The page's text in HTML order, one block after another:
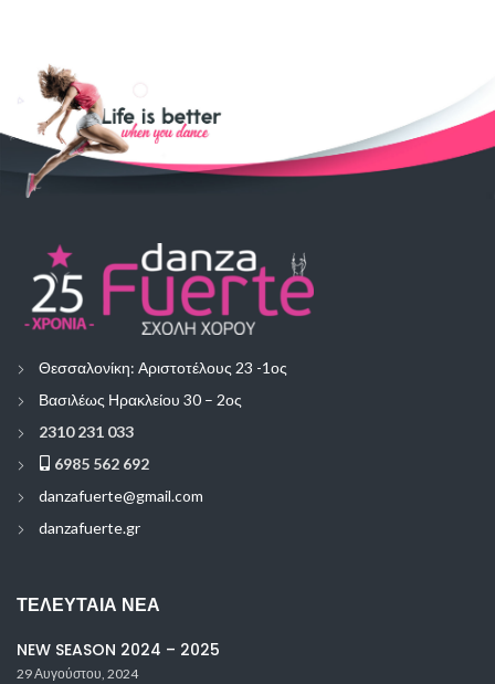
Θεσσαλονίκη: Αριστοτέλους 23 -1ος
Βασιλέως Ηρακλείου 30 – 2ος
2310 231 033
6985 562 692
danzafuerte@gmail.com
danzafuerte.gr
ΤΕΛΕΥΤΑΊΑ ΝΈΑ
NEW SEASON 2024 – 2025
29 Αυγούστου, 2024